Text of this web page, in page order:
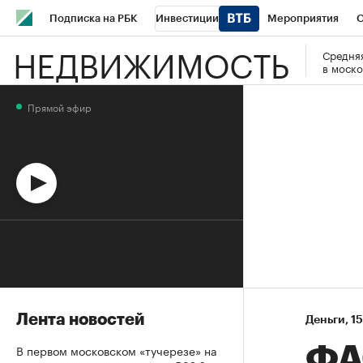
Подписка на РБК Инвестиции Мероприятия
Школа управления РБК РБК Образование РБК Курсы
НЕДВИЖИМОСТЬ
в
Деньги⁠,
Прямой эфир
Лента новостей
В первом московском «тучерезе» на